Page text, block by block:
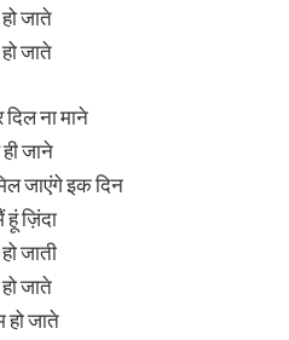
जाते
जाते
ना माने
जाने
जाएंगे इक दिन
हूं ज़िंदा
जाती
जाते
जाते